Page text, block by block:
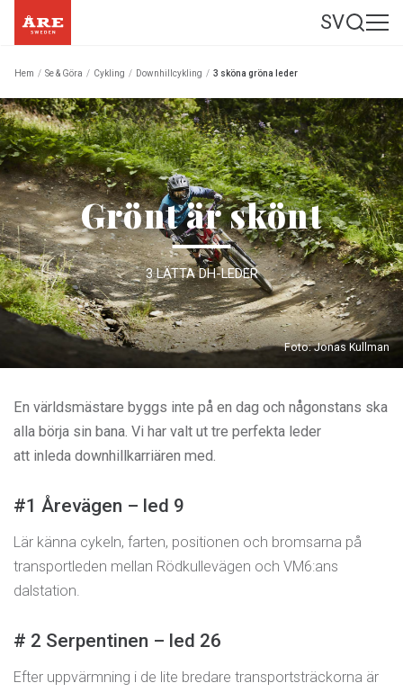
SV
Hem / Se & Göra / Cykling / Downhillcykling / 3 sköna gröna leder
Grönt är skönt
3 LÄTTA DH-LEDER
Foto: Jonas Kullman
En världsmästare byggs inte på en dag och någonstans ska
alla börja sin bana. Vi har valt ut tre perfekta leder
att inleda downhillkarriären med.
#1 Årevägen – led 9
Lär känna cykeln, farten, positionen och bromsarna på
transportleden mellan Rödkullevägen och VM6:ans
dalstation.
# 2 Serpentinen – led 26
Efter uppvärmning i de lite bredare transportsträckorna är